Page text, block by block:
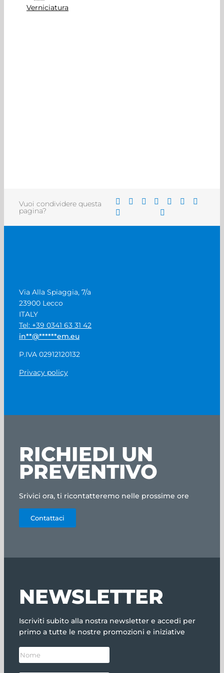
Vuoi condividere questa
pagina?
Via Alla Spiaggia, 7/a
23900 Lecco
ITALY
Tel: +39 0341 63 31 42
in**@******em.eu
P.IVA 02912120132
Privacy policy
RICHIEDI UN
PREVENTIVO
Srivici ora, ti ricontatteremo nelle prossime ore
Contattaci
NEWSLETTER
Iscriviti subito alla nostra newsletter e accedi per
primo a tutte le nostre promozioni e iniziative